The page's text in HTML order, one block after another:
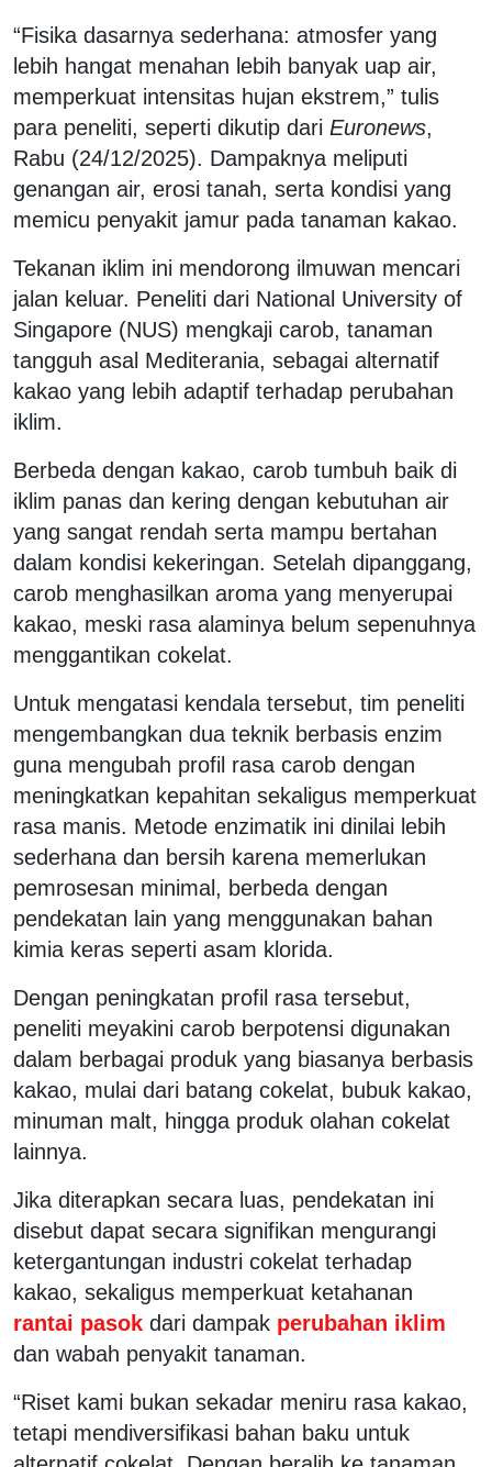
“Fisika dasarnya sederhana: atmosfer yang
lebih hangat menahan lebih banyak uap air,
memperkuat intensitas hujan ekstrem,” tulis
para peneliti, seperti dikutip dari Euronews,
Rabu (24/12/2025). Dampaknya meliputi
genangan air, erosi tanah, serta kondisi yang
memicu penyakit jamur pada tanaman kakao.
Tekanan iklim ini mendorong ilmuwan mencari
jalan keluar. Peneliti dari National University of
Singapore (NUS) mengkaji carob, tanaman
tangguh asal Mediterania, sebagai alternatif
kakao yang lebih adaptif terhadap perubahan
iklim.
Berbeda dengan kakao, carob tumbuh baik di
iklim panas dan kering dengan kebutuhan air
yang sangat rendah serta mampu bertahan
dalam kondisi kekeringan. Setelah dipanggang,
carob menghasilkan aroma yang menyerupai
kakao, meski rasa alaminya belum sepenuhnya
menggantikan cokelat.
Untuk mengatasi kendala tersebut, tim peneliti
mengembangkan dua teknik berbasis enzim
guna mengubah profil rasa carob dengan
meningkatkan kepahitan sekaligus memperkuat
rasa manis. Metode enzimatik ini dinilai lebih
sederhana dan bersih karena memerlukan
pemrosesan minimal, berbeda dengan
pendekatan lain yang menggunakan bahan
kimia keras seperti asam klorida.
Dengan peningkatan profil rasa tersebut,
peneliti meyakini carob berpotensi digunakan
dalam berbagai produk yang biasanya berbasis
kakao, mulai dari batang cokelat, bubuk kakao,
minuman malt, hingga produk olahan cokelat
lainnya.
Jika diterapkan secara luas, pendekatan ini
disebut dapat secara signifikan mengurangi
ketergantungan industri cokelat terhadap
kakao, sekaligus memperkuat ketahanan
rantai pasok dari dampak perubahan iklim
dan wabah penyakit tanaman.
“Riset kami bukan sekadar meniru rasa kakao,
tetapi mendiversifikasi bahan baku untuk